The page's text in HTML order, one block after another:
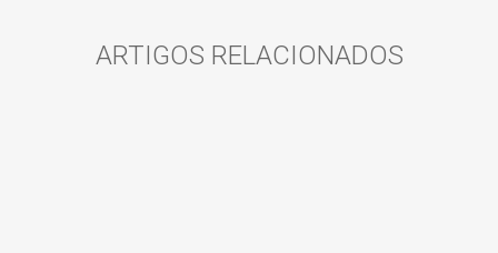
ARTIGOS RELACIONADOS